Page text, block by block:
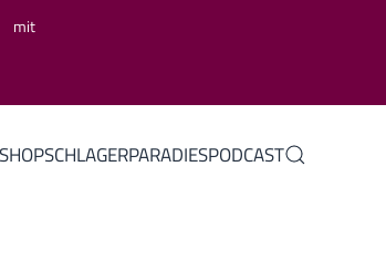
mit
SHOPSCHLAGERPARADIESPODCAST